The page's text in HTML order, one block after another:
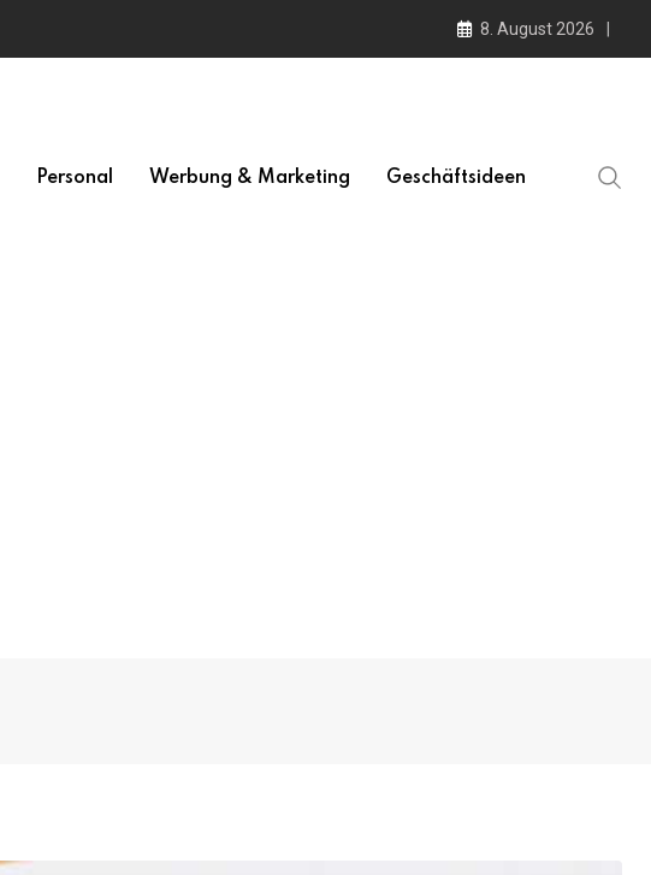
8. August 2026
Personal Werbung & Marketing Geschäftsideen